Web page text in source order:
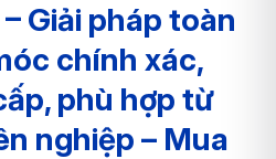
Giải pháp toàn
chính xác,
phù hợp từ
nghiệp – Mua